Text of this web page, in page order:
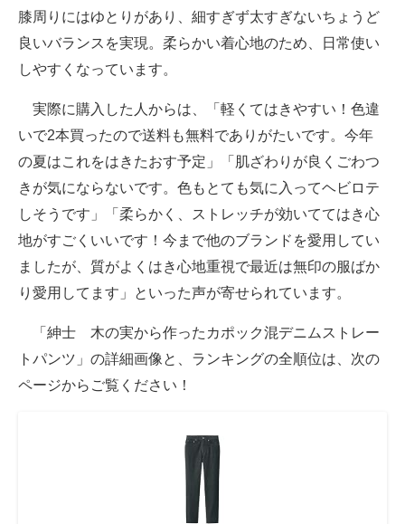
膝周りにはゆとりがあり、細すぎず太すぎないちょうど
良いバランスを実現。柔らかい着心地のため、日常使い
しやすくなっています。
実際に購入した人からは、「軽くてはきやすい！色違
いで2本買ったので送料も無料でありがたいです。今年
の夏はこれをはきたおす予定」「肌ざわりが良くごわつ
きが気にならないです。色もとても気に入ってヘビロテ
しそうです」「柔らかく、ストレッチが効いててはき心
地がすごくいいです！今まで他のブランドを愛用してい
ましたが、質がよくはき心地重視で最近は無印の服ばか
り愛用してます」といった声が寄せられています。
「紳士 木の実から作ったカポック混デニムストレー
トパンツ」の詳細画像と、ランキングの全順位は、次の
ページからご覧ください！